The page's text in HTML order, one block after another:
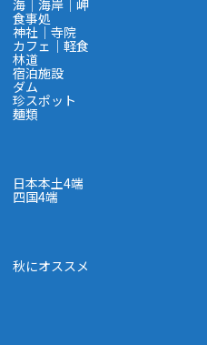
海｜海岸｜岬
食事処
神社｜寺院
カフェ｜軽食
林道
宿泊施設
ダム
珍スポット
麺類
日本本土4端
四国4端
秋にオススメ